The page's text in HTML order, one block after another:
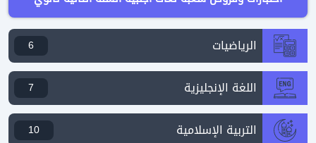
الرياضيات 6
اللغة الإنجليزية 7
التربية الإسلامية 10